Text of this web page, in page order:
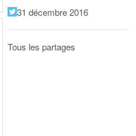
31 décembre 2016
Tous les partages